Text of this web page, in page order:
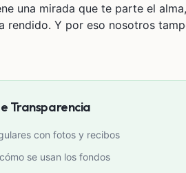
una mirada que te parte el
rendido. Y por eso nosotros
y radiografías, el
espinal. Esta operación es su
estado puede deteriorarse aún
ahora?
y brindarle una
Transparencia
con fotos y recibos
se usan los fondos